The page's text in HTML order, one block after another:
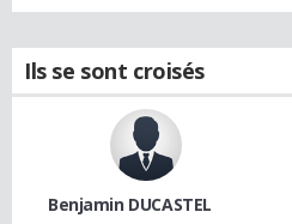
Ils se sont croisés
Benjamin DUCASTEL